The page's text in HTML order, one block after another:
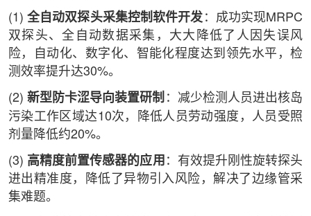
(1)全自动双探头采集控制软件开发 ：成功实现MRPC
双探头、全自动数据采集，大大降低了人因失误风
险，自动化、数字化、智能化程度达到领先水平，检
测效率提升达30%。
(2) 新型防卡涩导向装置研制 ：减少检测人员进出核岛
污染工作区域达10次，降低人员劳动强度，人员受照
剂量降低约20%。
(3) 高精度前置传感器的应用 ：有效提升刚性旋转探头
进出精准度，降低了异物引入风险，解决了边缘管采
集难题。